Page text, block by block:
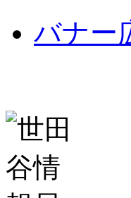
バナー